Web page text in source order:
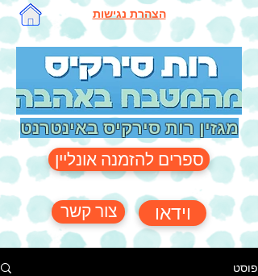
הצהרת נגישות
מגזין רות סירקיס באינטרנט
ספרים להזמנה אונליין
צור קשר וידאו
פוסט